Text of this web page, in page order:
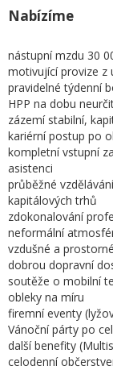
Nabízíme
nástupní mzdu 30
motivující provize z
pravidelné týdenní
HPP na dobu
zázemí stabilní,
kariérní postup po
kompletní vstupní
asistenci
průběžné
kapitálových trhů
zdokonalování
neformální
vzdušné a
dobrou dopravní
soutěže o mobilní
obleky na míru
firemní eventy
Vánoční párty po
další benefity
celodenní